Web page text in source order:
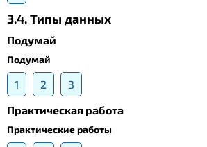
3.4. Типы данных
Подумай
Подумай
1 2
3
Практическая работа
Практические работы